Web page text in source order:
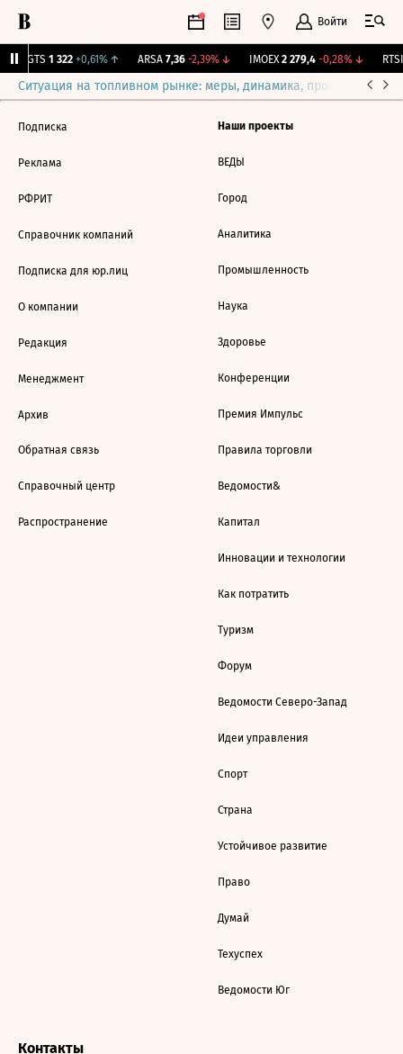
Войти
MGTS 1 322 +0,61%↑ ARSA 7,36 -2,39%↓ IMOEX 2 279,4 -0,28%↓ RTSI
Ситуация на топливном рынке: меры, динамика, прогнозы
Подписка
Реклама
РФРИТ
Справочник компаний
Подписка для юр.лиц
О компании
Редакция
Менеджмент
Архив
Обратная связь
Справочный центр
Распространение
Наши проекты
ВЕДЫ
Город
Аналитика
Промышленность
Наука
Здоровье
Конференции
Премия Импульс
Правила торговли
Ведомости&
Капитал
Инновации и технологии
Как потратить
Туризм
Форум
Ведомости Северо-Запад
Идеи управления
Спорт
Страна
Устойчивое развитие
Право
Думай
Техуспех
Ведомости Юг
Контакты